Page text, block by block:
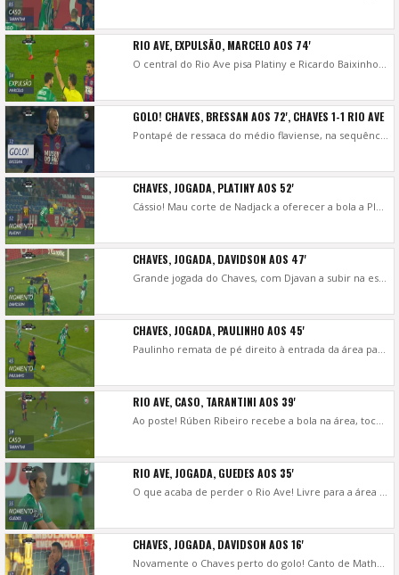
RIO AVE, EXPULSÃO, MARCELO AOS 74'
GOLO! CHAVES, BRESSAN AOS 72', CHAVES 1-1 RIO AVE
CHAVES, JOGADA, PLATINY AOS 52'
CHAVES, JOGADA, DAVIDSON AOS 47'
CHAVES, JOGADA, PAULINHO AOS 45'
RIO AVE, CASO, TARANTINI AOS 39'
RIO AVE, JOGADA, GUEDES AOS 35'
CHAVES, JOGADA, DAVIDSON AOS 16'